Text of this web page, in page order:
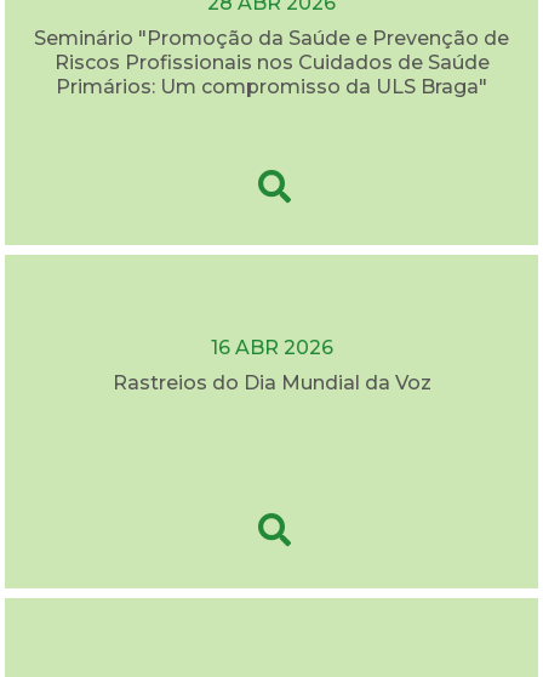
Seminário "Promoção da Saúde e Prevenção de
Riscos Profissionais nos Cuidados de Saúde
Primários: Um compromisso da ULS Braga"
16 ABR 2026
Rastreios do Dia Mundial da Voz